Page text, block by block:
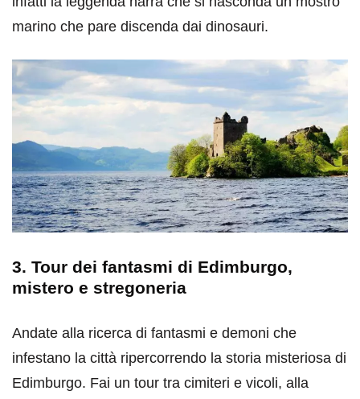
marino che pare discenda dai dinosauri.
3. Tour dei fantasmi di Edimburgo,
mistero e stregoneria
Andate alla ricerca di fantasmi e demoni che
infestano la città ripercorrendo la storia misteriosa di
Edimburgo. Fai un tour tra cimiteri e vicoli, alla